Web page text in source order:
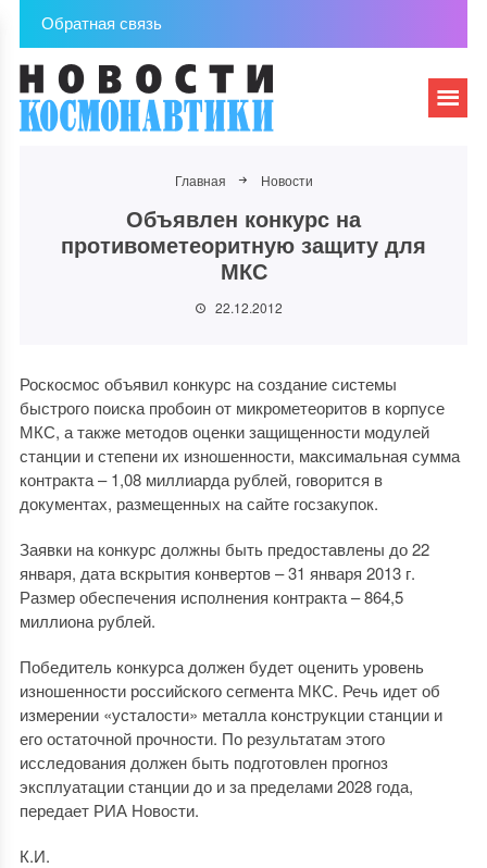
Обратная связь
Главная Новости
Объявлен конкурс на
противометеоритную защиту для
МКС
22.12.2012
Роскосмос объявил конкурс на создание системы
быстрого поиска пробоин от микрометеоритов в корпусе
МКС, а также методов оценки защищенности модулей
станции и степени их изношенности, максимальная сумма
контракта – 1,08 миллиарда рублей, говорится в
документах, размещенных на сайте госзакупок.
Заявки на конкурс должны быть предоставлены до 22
января, дата вскрытия конвертов – 31 января 2013 г.
Размер обеспечения исполнения контракта – 864,5
миллиона рублей.
Победитель конкурса должен будет оценить уровень
изношенности российского сегмента МКС. Речь идет об
измерении «усталости» металла конструкции станции и
его остаточной прочности. По результатам этого
исследования должен быть подготовлен прогноз
эксплуатации станции до и за пределами 2028 года,
передает РИА Новости.
К.И.